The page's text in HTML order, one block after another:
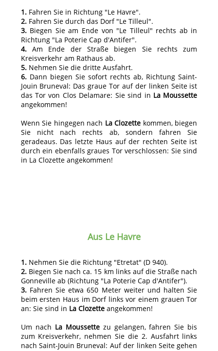
1. Fahren Sie in Richtung "Le Havre".
2. Fahren Sie durch das Dorf "Le Tilleul".
3. Biegen Sie am Ende von "Le Tilleul" rechts ab in
Richtung "La Poterie Cap d'Antifer".
4.Am Ende der Straße biegen Sie rechts zum
Kreisverkehr am Rathaus ab.
5. Nehmen Sie die dritte Ausfahrt.
6.Dann biegen Sie sofort rechts ab, Richtung Saint-
Jouin Bruneval: Das graue Tor auf der linken Seite ist
das Tor von Clos Delamare: Sie sind in La Moussette
angekommen!
Wenn Sie hingegen nach La Clozette kommen, biegen
Sie nicht nach rechts ab, sondern fahren Sie
geradeaus. Das letzte Haus auf der rechten Seite ist
durch ein ebenfalls graues Tor verschlossen: Sie sind
in La Clozette angekommen!
Aus Le Havre
1. Nehmen Sie die Richtung "Etretat" (D 940).
2. Biegen Sie nach ca. 15 km links auf die Straße nach
Gonneville ab (Richtung "La Poterie Cap d'Antifer").
3. Fahren Sie etwa 650 Meter weiter und halten Sie
beim ersten Haus im Dorf links vor einem grauen Tor
an: Sie sind in La Clozette angekommen!
Um nach La Moussettezu gelangen, fahren Sie bis
zum Kreisverkehr, nehmen Sie die 2. Ausfahrt links
nach Saint-Jouin Bruneval: Auf der linken Seite gehen